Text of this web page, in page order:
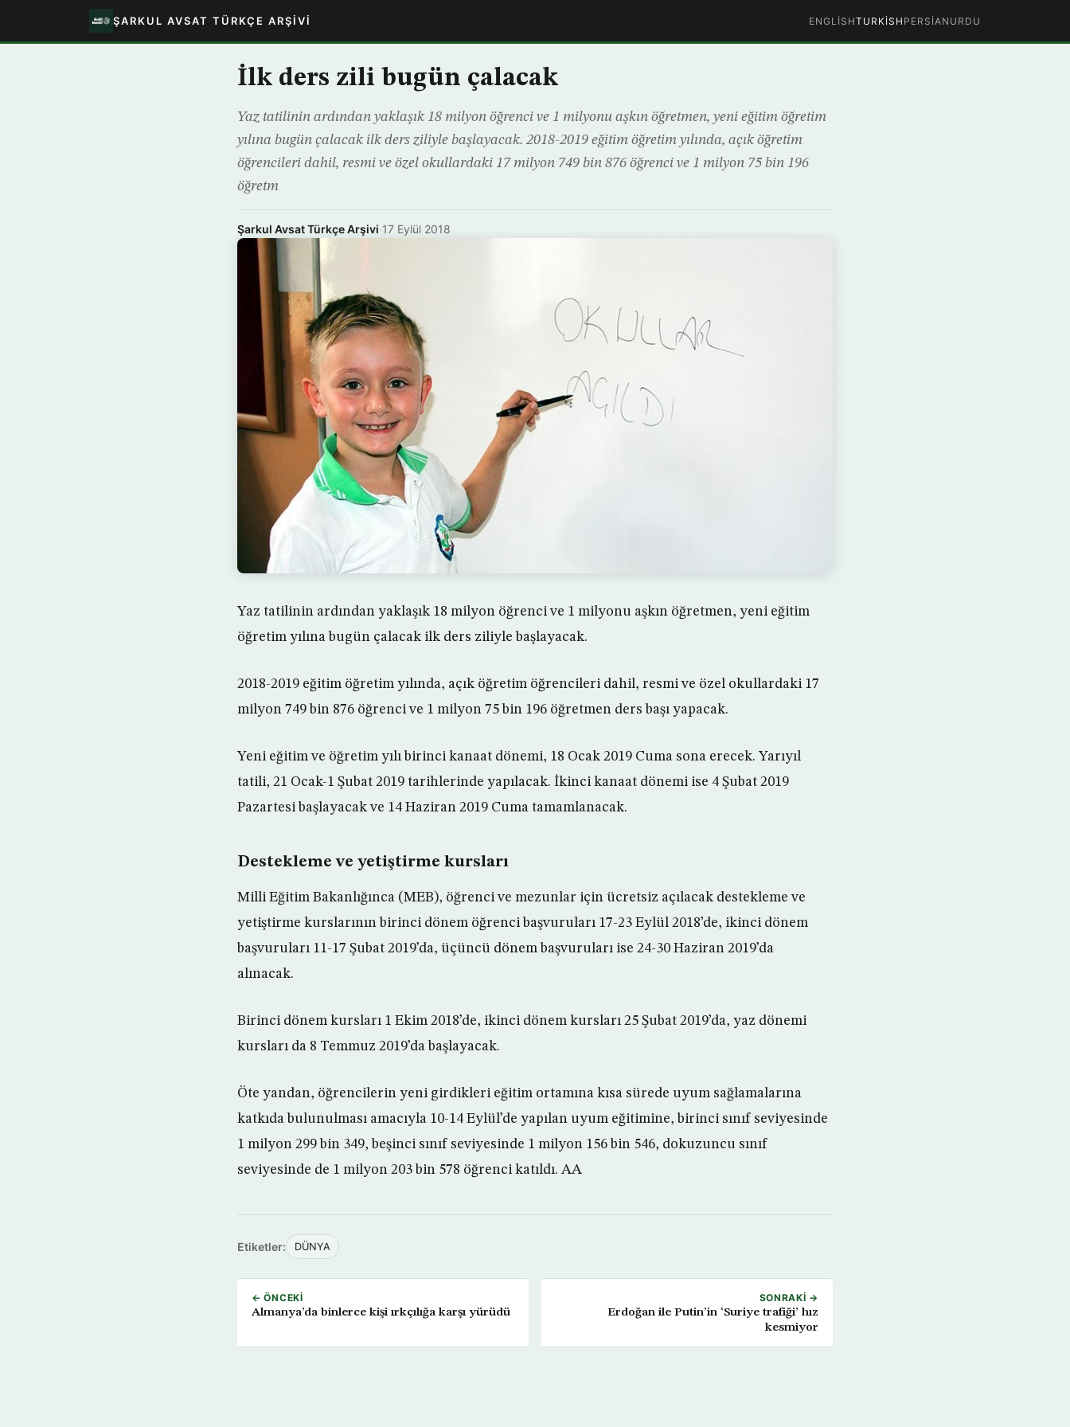
ŞARKUL AVSAT TÜRKÇE ARŞIVI ENGLISHTURKISH PERSIAN URDU
İlk ders zili bugün çalacak
Yaz tatilinin ardından yaklaşık 18 milyon öğrenci ve 1 milyonu aşkın öğretmen, yeni eğitim öğretim
yılına bugün çalacak ilk ders ziliyle başlayacak. 2018-2019 eğitim öğretim yılında, açık öğretim
öğrencileri dahil, resmi ve özel okullardaki 17 milyon 749 bin 876 öğrenci ve 1 milyon 75 bin 196
öğretm
Şarkul Avsat Türkçe Arşivi·17 Eylül 2018
Yaz tatilinin ardından yaklaşık 18 milyon öğrenci ve 1 milyonu aşkın öğretmen, yeni eğitim
öğretim yılına bugün çalacak ilk ders ziliyle başlayacak.
2018-2019 eğitim öğretim yılında, açık öğretim öğrencileri dahil, resmi ve özel okullardaki 17
milyon 749 bin 876 öğrenci ve 1 milyon 75 bin 196 öğretmen ders başı yapacak.
Yeni eğitim ve öğretim yılı birinci kanaat dönemi, 18 Ocak 2019 Cuma sona erecek. Yarıyıl
tatili, 21 Ocak-1 Şubat 2019 tarihlerinde yapılacak. İkinci kanaat dönemi ise 4 Şubat 2019
Pazartesi başlayacak ve 14 Haziran 2019 Cuma tamamlanacak.
Destekleme ve yetiştirme kursları
Milli Eğitim Bakanlığınca (MEB), öğrenci ve mezunlar için ücretsiz açılacak destekleme ve
yetiştirme kurslarının birinci dönem öğrenci başvuruları 17-23 Eylül 2018’de, ikinci dönem
başvuruları 11-17 Şubat 2019’da, üçüncü dönem başvuruları ise 24-30 Haziran 2019’da
alınacak.
Birinci dönem kursları 1 Ekim 2018’de, ikinci dönem kursları 25 Şubat 2019’da, yaz dönemi
kursları da 8 Temmuz 2019’da başlayacak.
Öte yandan, öğrencilerin yeni girdikleri eğitim ortamına kısa sürede uyum sağlamalarına
katkıda bulunulması amacıyla 10-14 Eylül’de yapılan uyum eğitimine, birinci sınıf seviyesinde
1 milyon 299 bin 349, beşinci sınıf seviyesinde 1 milyon 156 bin 546, dokuzuncu sınıf
seviyesinde de 1 milyon 203 bin 578 öğrenci katıldı. AA
Etiketler: DÜNYA
← ÖNCEKI
Almanya’da binlerce kişi ırkçılığa karşı yürüdü
SONRAKI →
Erdoğan ile Putin’in ‘Suriye trafiği’ hız
kesmiyor